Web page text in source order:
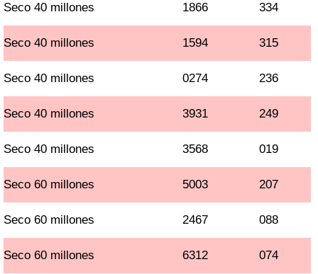
Seco 40 millones 1866 334
Seco 40 millones 1594 315
Seco 40 millones 0274 236
Seco 40 millones 3931 249
Seco 40 millones 3568 019
Seco 60 millones 5003 207
Seco 60 millones 2467 088
Seco 60 millones 6312 074